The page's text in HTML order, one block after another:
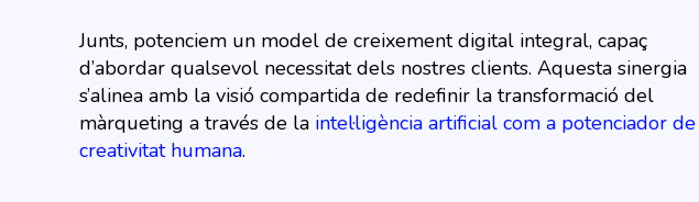
Junts, potenciem un model de creixement digital integral, capaç
d’abordar qualsevol necessitat dels nostres clients. Aquesta sinergia
s’alinea amb la visió compartida de redefinir la transformació del
màrqueting a través de la intel·ligència artificial com a potenciador
creativitat humana.